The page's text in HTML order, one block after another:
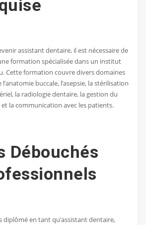
assistant dentaire, il est nécessaire de
formation spécialisée dans un institut
Cette formation couvre divers domaines
l’anatomie buccale, l’asepsie, la stérilisation
la radiologie dentaire, la gestion du
la communication avec les patients.
Débouchés
diplômé en tant qu’assistant dentaire,